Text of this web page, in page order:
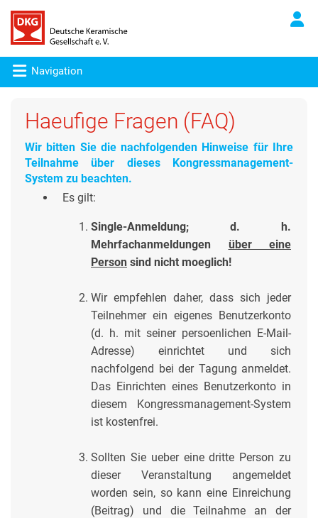
Navigation
Haeufige Fragen (FAQ)
Wir bitten Sie die nachfolgenden Hinweise für Ihre
Teilnahme über dieses Kongressmanagement-
System zu beachten.
Es gilt:
Single-Anmeldung; d. h.
Mehrfachanmeldungen über eine
Person sind nicht moeglich!
Wir empfehlen daher, dass sich jeder
Teilnehmer ein eigenes Benutzerkonto
(d. h. mit seiner persoenlichen E-Mail-
Adresse) einrichtet und sich
nachfolgend bei der Tagung anmeldet.
Das Einrichten eines Benutzerkonto in
diesem Kongressmanagement-System
ist kostenfrei.
Sollten Sie ueber eine dritte Person zu
dieser Veranstaltung angemeldet
worden sein, so kann eine Einreichung
(Beitrag) und die Teilnahme an der